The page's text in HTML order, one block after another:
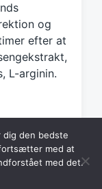
og
efter at
L-arginin.
dig den bedste
med at
med det.